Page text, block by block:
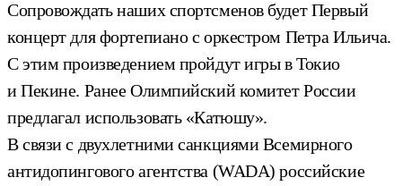
Сопровождать наших спортсменов будет Первый
концерт для фортепиано с оркестром Петра Ильича.
С этим произведением пройдут игры в Токио
и Пекине. Ранее Олимпийский комитет России
предлагал использовать «Катюшу».
В связи с двухлетними санкциями Всемирного
антидопингового агентства (WADA) российские